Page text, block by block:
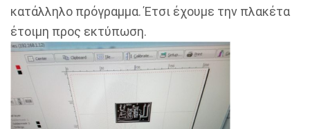
κατάλληλο πρόγραμμα. Έτσι έχουμε την πλακέτα
έτοιμη προς εκτύπωση.